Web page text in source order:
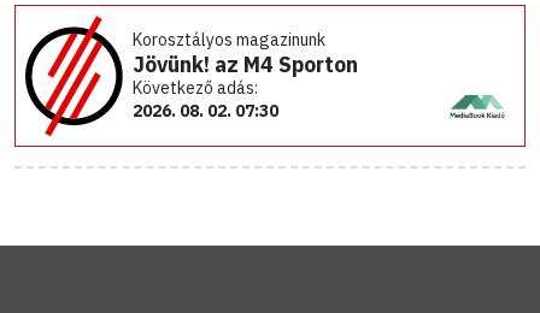
Korosztályos magazinunk
Jövünk! az M4 Sporton
Következő adás:
2026. 08. 02. 07:30